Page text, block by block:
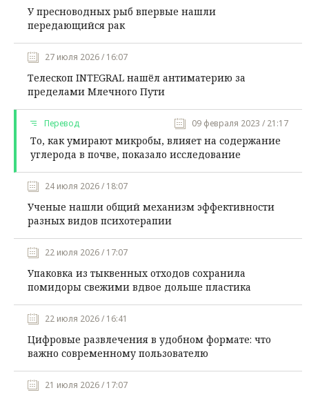
У пресноводных рыб впервые нашли
передающийся рак
27 июля 2026 / 16:07
Телескоп INTEGRAL нашёл антиматерию за
пределами Млечного Пути
Перевод 09 февраля 2023 / 21:17
То, как умирают микробы, влияет на содержание
углерода в почве, показало исследование
24 июля 2026 / 18:07
Ученые нашли общий механизм эффективности
разных видов психотерапии
22 июля 2026 / 17:07
Упаковка из тыквенных отходов сохранила
помидоры свежими вдвое дольше пластика
22 июля 2026 / 16:41
Цифровые развлечения в удобном формате: что
важно современному пользователю
21 июля 2026 / 17:07